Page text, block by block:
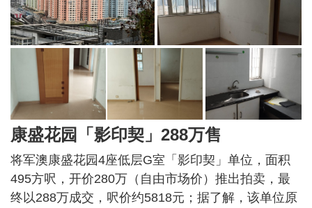
康盛花园「影印契」288万售
将军澳康盛花园4座低层G室「影印契」单位，面积
495方呎，开价280万（自由市场价）推出拍卖，最
终以288万成交，呎价约5818元；据了解，该单位原